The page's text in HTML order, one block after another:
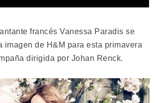
francés Vanessa Paradis se
imagen de H&M para esta primavera
dirigida por Johan Renck.